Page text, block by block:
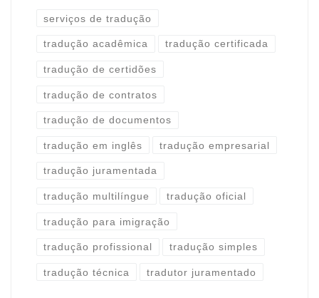
serviços de tradução
tradução acadêmica tradução certificada
tradução de certidões
tradução de contratos
tradução de documentos
tradução em inglês tradução empresarial
tradução juramentada
tradução multilíngue tradução oficial
tradução para imigração
tradução profissional tradução simples
tradução técnica tradutor juramentado